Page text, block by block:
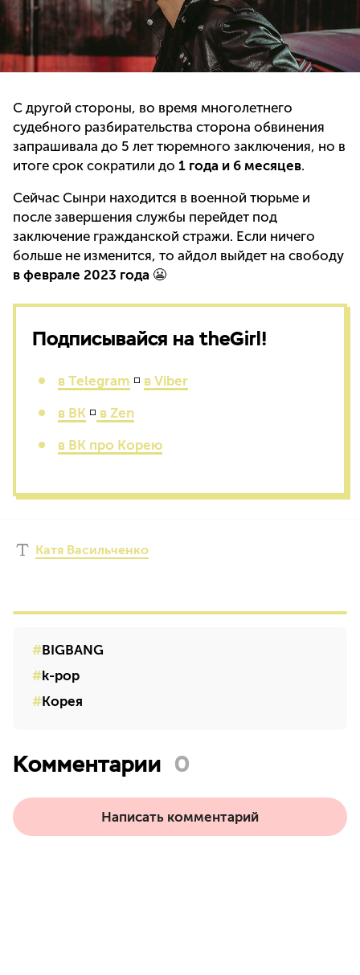
С другой стороны, во время многолетнего
судебного разбирательства сторона обвинения
запрашивала до 5 лет тюремного заключения, но в
итоге срок сократили до 1 года и 6 месяцев.
Сейчас Сынри находится в военной тюрьме и
после завершения службы перейдет под
заключение гражданской стражи. Если ничего
больше не изменится, то айдол выйдет на свободу
в феврале 2023 года 😬
Подписывайся на theGirl!
в Telegram ◽ в Viber
в ВК ◽ в Zen
в ВК про Корею
Катя Васильченко
BIGBANG
k-pop
Корея
Комментарии 0
Написать комментарий